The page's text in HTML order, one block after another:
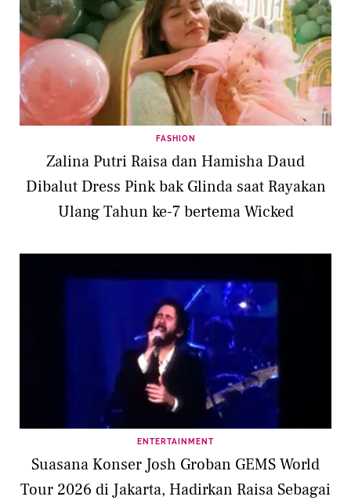
FASHION
Zalina Putri Raisa dan Hamisha Daud
Dibalut Dress Pink bak Glinda saat Rayakan
Ulang Tahun ke-7 bertema Wicked
ENTERTAINMENT
Suasana Konser Josh Groban GEMS World
Tour 2026 di Jakarta, Hadirkan Raisa Sebagai